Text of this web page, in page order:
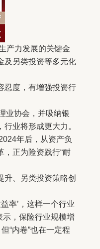
产力发展的关键金
及另类投资等多元化
度，有增强投资行
业协会，并吸纳银
业将形成更大力。
年后，从资产负
，正为险资践行“耐
、另类投资策略创
率’，这样一个行业
示，保险行业规模增
“内卷”也在一定程